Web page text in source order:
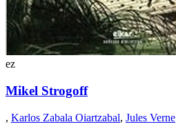
ez
Mikel Strogoff
, Karlos Zabala Oiartzabal, Jules Verne